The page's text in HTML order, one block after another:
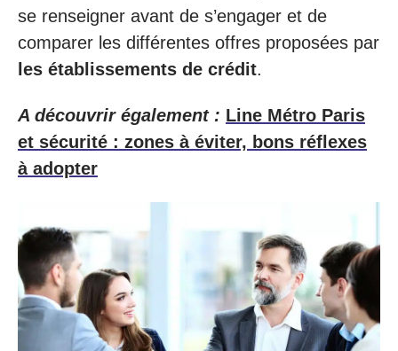
se renseigner avant de s’engager et de
comparer les différentes offres proposées par
les établissements de crédit.
A découvrir également : Line Métro Paris
et sécurité : zones à éviter, bons réflexes
à adopter